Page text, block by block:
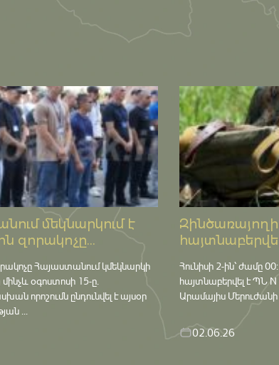
մեկնարկում է
զորակոչը...
Հայաստանում կմեկնարկի
մինչև օգոստոսի 15-ը․
որոշումն ընդունվել է այսօր
...
Հունիսի 2-ին՝ ժամը
հայտնաբերվել է ՊՆ
Արամայիս Մերուժանի
02.06.26